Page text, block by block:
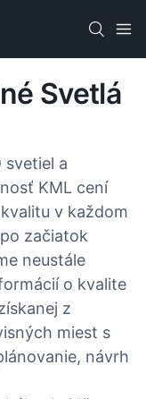
Svetlá
svetiel a
KML cení
v každom
začiatok
neustále
o kvalite
z
miest s
návrh